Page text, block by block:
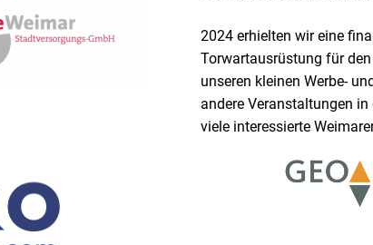
2024 erhielten wir eine
Torwartausrüstung für
unseren kleinen Werbe-
andere Veranstaltungen in
viele interessierte